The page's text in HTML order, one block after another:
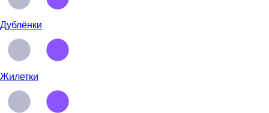
Дублёнки
Жилетки